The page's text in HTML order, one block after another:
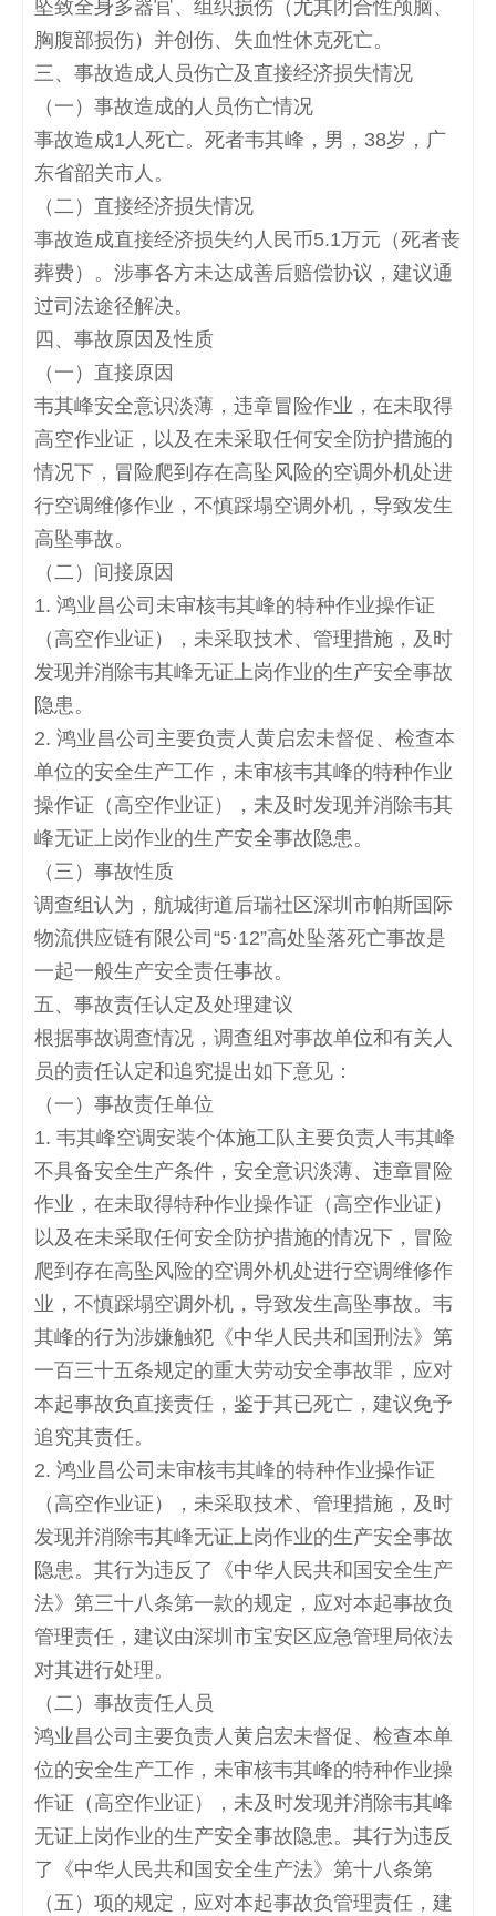
坠致全身多器官、组织损伤（尤其闭合性颅脑、
胸腹部损伤）并创伤、失血性休克死亡。
三、事故造成人员伤亡及直接经济损失情况
（一）事故造成的人员伤亡情况
事故造成1 人死亡。死者韦其峰，男， 38岁，广
东省韶关市人。
（二）直接经济损失情况
事故造成直接经济损失约人民币5.1万元（死者丧
葬费）。涉事各方未达成善后赔偿协议，建议通
过司法途径解决。
四、事故原因及性质
（一）直接原因
韦其峰安全意识淡薄，违章冒险作业，在未取得
高空作业证，以及在未采取任何安全防护措施的
情况下，冒险爬到存在高坠风险的空调外机处进
行空调维修作业，不慎踩塌空调外机，导致发生
高坠事故。
（二）间接原因
1. 鸿业昌公司未审核韦其峰的特种作业操作证
（高空作业证），未采取技术、管理措施，及时
发现并消除韦其峰无证上岗作业的生产安全事故
隐患。
2. 鸿业昌公司主要负责人黄启宏未督促、检查本
单位的安全生产工作，未审核韦其峰的特种作业
操作证（高空作业证），未及时发现并消除韦其
峰无证上岗作业的生产安全事故隐患。
（三）事故性质
调查组认为，航城街道后瑞社区深圳市帕斯国际
物流供应链有限公司 “5·12”高处坠落死亡事故是
一起一般生产安全责任事故。
五、事故责任认定及处理建议
根据事故调查情况，调查组对事故单位和有关人
员的责任认定和追究提出如下意见：
（一）事故责任单位
1. 韦其峰空调安装个体施工队主要负责人韦其峰
不具备安全生产条件，安全意识淡薄、违章冒险
作业，在未取得特种作业操作证（高空作业证）
以及在未采取任何安全防护措施的情况下，冒险
爬到存在高坠风险的空调外机处进行空调维修作
业，不慎踩塌空调外机，导致发生高坠事故。韦
其峰的行为涉嫌触犯《中华人民共和国刑法》第
一百三十五条规定的重大劳动安全事故罪，应对
本起事故负直接责任，鉴于其已死亡，建议免予
追究其责任。
2. 鸿业昌公司未审核韦其峰的特种作业操作证
（高空作业证），未采取技术、管理措施，及时
发现并消除韦其峰无证上岗作业的生产安全事故
隐患。其行为违反了《中华人民共和国安全生产
法》第三十八条第一款的规定，应对本起事故负
管理责任，建议由深圳市宝安区应急管理局依法
对其进行处理。
（二）事故责任人员
鸿业昌公司主要负责人黄启宏未督促、检查本单
位的安全生产工作，未审核韦其峰的特种作业操
作证（高空作业证），未及时发现并消除韦其峰
无证上岗作业的生产安全事故隐患。其行为违反
了《中华人民共和国安全生产法》第十八条第
（五）项的规定，应对本起事故负管理责任，建